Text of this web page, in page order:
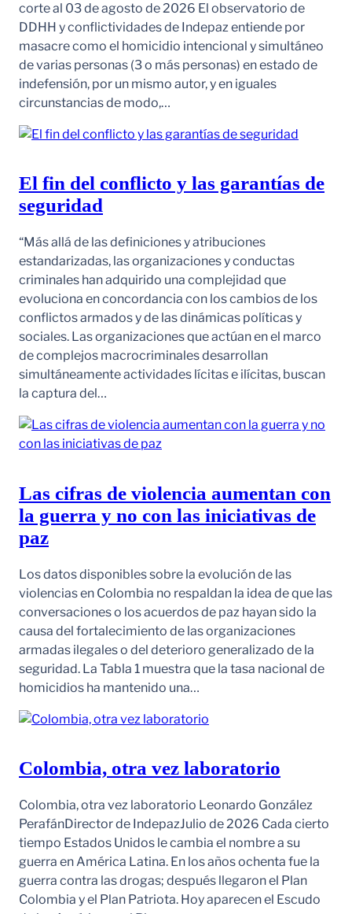
corte al 03 de agosto de 2026 El observatorio de
DDHH y conflictividades de Indepaz entiende por
masacre como el homicidio intencional y simultáneo
de varias personas (3 o más personas) en estado de
indefensión, por un mismo autor, y en iguales
circunstancias de modo,…
El fin del conflicto y las garantías de
seguridad
“Más allá de las definiciones y atribuciones
estandarizadas, las organizaciones y conductas
criminales han adquirido una complejidad que
evoluciona en concordancia con los cambios de los
conflictos armados y de las dinámicas políticas y
sociales. Las organizaciones que actúan en el marco
de complejos macrocriminales desarrollan
simultáneamente actividades lícitas e ilícitas, buscan
la captura del…
Las cifras de violencia aumentan con
la guerra y no con las iniciativas de
paz
Los datos disponibles sobre la evolución de las
violencias en Colombia no respaldan la idea de que las
conversaciones o los acuerdos de paz hayan sido la
causa del fortalecimiento de las organizaciones
armadas ilegales o del deterioro generalizado de la
seguridad. La Tabla 1 muestra que la tasa nacional de
homicidios ha mantenido una…
Colombia, otra vez laboratorio
Colombia, otra vez laboratorio Leonardo González
PerafánDirector de IndepazJulio de 2026 Cada cierto
tiempo Estados Unidos le cambia el nombre a su
guerra en América Latina. En los años ochenta fue la
guerra contra las drogas; después llegaron el Plan
Colombia y el Plan Patriota. Hoy aparecen el Escudo